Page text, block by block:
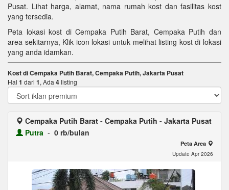
Pusat. Lihat harga, alamat, nama rumah kost dan fasilitas kost
yang tersedia.
Peta lokasi kost di Cempaka Putih Barat, Cempaka Putih dan
area sekitarnya, Klik icon lokasi untuk melihat listing kost di lokasi
yang anda idamkan.
Kost di Cempaka Putih Barat, Cempaka Putih, Jakarta Pusat
Hal 1 dari 1, Ada 4listing
Cempaka Putih Barat - Cempaka Putih - Jakarta Pusat
Putra - 0 rb/bulan
Peta Area
Update Apr 2026